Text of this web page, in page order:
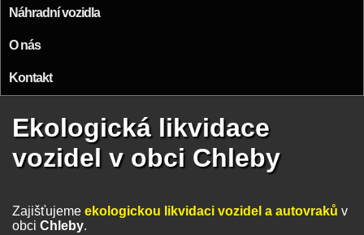
Náhradní vozidla
O nás
Kontakt
Ekologická likvidace
vozidel v obci Chleby
Zajišťujeme ekologickou likvidaci vozidel a autovraků v
obci Chleby.